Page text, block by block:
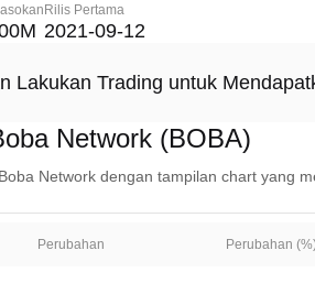
Rilis Pertama
2021-09-12
Lakukan Trading untuk
Network (BOBA)
Network dengan tampilan chart yang
Perubahan Perubahan